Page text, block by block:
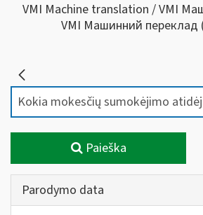
VMI Machine translation / VMI
VMI Машинний переклад
Paieška
Parodymo data